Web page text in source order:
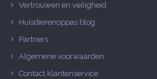
Vertrouwen en veiligheid
Huisdierenoppas blog
Partners
Algemene voorwaarden
Contact klantenservice